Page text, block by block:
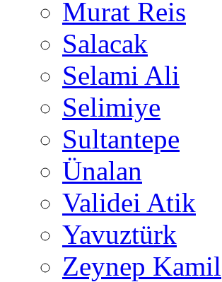
Murat Reis
Salacak
Selami Ali
Selimiye
Sultantepe
Ünalan
Validei Atik
Yavuztürk
Zeynep Kamil